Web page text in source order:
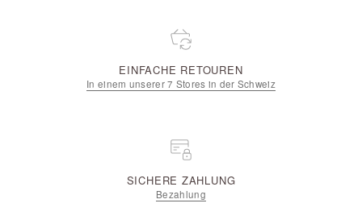
EINFACHE RETOUREN
In einem unserer 7 Stores in der Schweiz
SICHERE ZAHLUNG
Bezahlung